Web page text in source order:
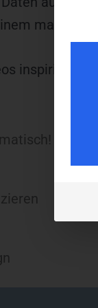
manuell
inspirieren!